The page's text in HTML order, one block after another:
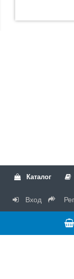
Каталог
Вход